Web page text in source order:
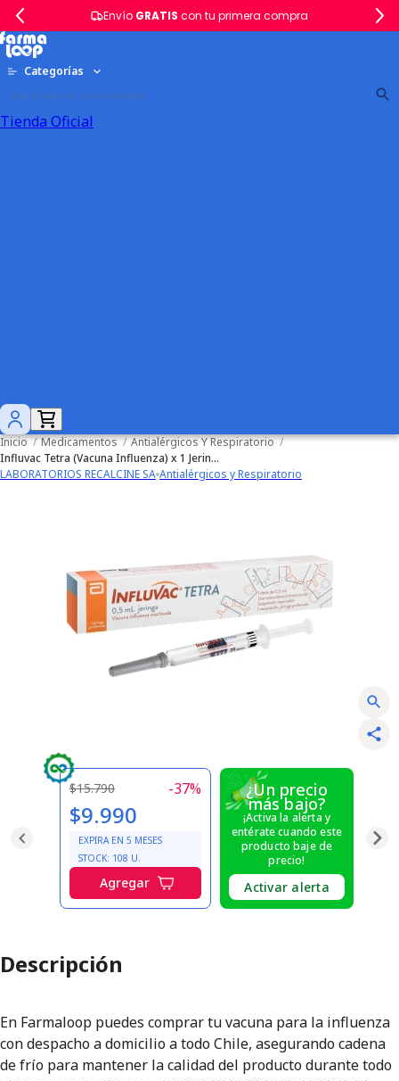
Envío GRATIS con tu primera compra
Categorías
Tienda Oficial
Inicio / Medicamentos / Antialérgicos Y Respiratorio /
Influvac Tetra (Vacuna Influenza) x 1 Jeringa Prellenada Suspensión Inyectable
LABORATORIOS RECALCINE SA Antialérgicos y Respiratorio
$15.790 -37%
$9.990
EXPIRA EN 5 MESES
STOCK: 108 U.
Agregar
¿Un precio
más bajo?
¡Activa la alerta y
entérate cuando este
producto baje de
precio!
Activar alerta
Descripción
En Farmaloop puedes comprar tu vacuna para la influenza
con despacho a domicilio a todo Chile, asegurando cadena
de frío para mantener la calidad del producto durante todo